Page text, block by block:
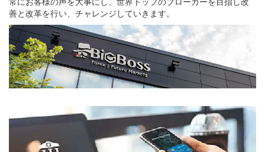
善と改革を行い、チャレンジしていきます。